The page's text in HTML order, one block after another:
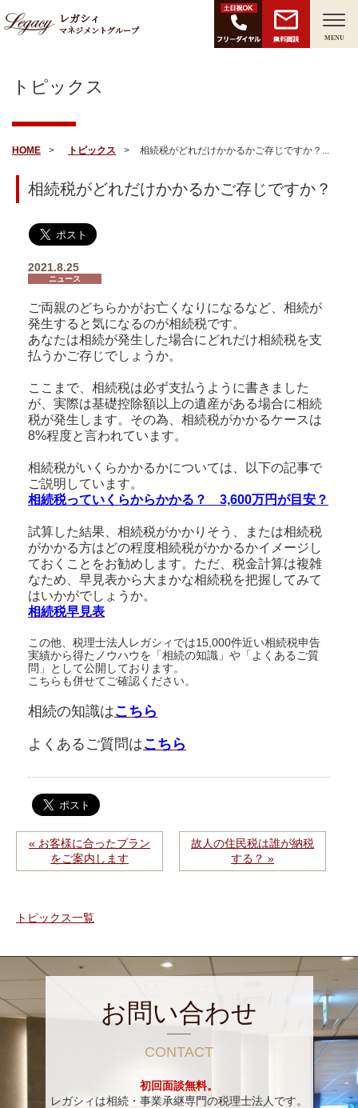
レガシィ
マネジメントグループ
無料面談 MENU
トピックス
HOME トピックス 相続税がどれだけかかるかご存じですか？...
相続税がどれだけかかるかご存じですか？
2021.8.25
ニュース
ご両親のどちらかがお亡くなりになるなど、相続が
発生すると気になるのが相続税です。
あなたは相続が発生した場合にどれだけ相続税を支
払うかご存じでしょうか。
ここまで、相続税は必ず支払うように書きました
が、実際は基礎控除額以上の遺産がある場合に相続
税が発生します。その為、相続税がかかるケースは
8%程度と言われています。
相続税がいくらかかるかについては、以下の記事で
ご説明しています。
相続税っていくらからかかる？ 3,600万円が目安？
試算した結果、相続税がかかりそう、または相続税
がかかる方はどの程度相続税がかかるかイメージし
ておくことをお勧めします。ただ、税金計算は複雑
なため、早見表から大まかな相続税を把握してみて
はいかがでしょうか。
相続税早見表
この他、税理士法人レガシィでは15,000件近い相続税申告
実績から得たノウハウを「相続の知識」や「よくあるご質
問」として公開しております。
こちらも併せてご確認ください。
相続の知識はこちら
よくあるご質問はこちら
« お客様に合ったプラン
をご案内します
故人の住民税は誰が納税
する？ »
トピックス一覧
お問い合わせ
CONTACT
初回面談無料。
レガシィは相続・事業承継専門の税理士法人です。